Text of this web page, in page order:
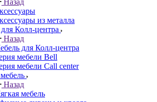
Назад
из металла
Колл-центра
Назад
для Колл-центра
мебели Bell
мебели Call center
Назад
мебель